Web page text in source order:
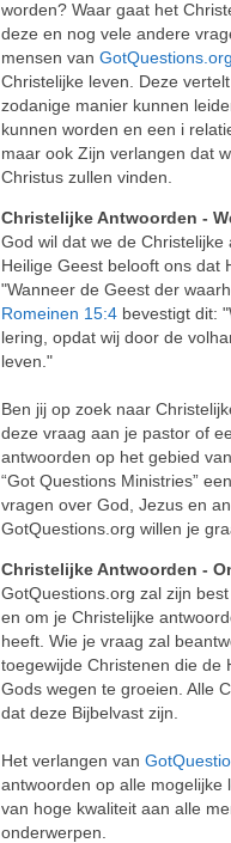
worden? Waar gaat het
deze en nog vele andere
mensen van GotQuestions.org
Christelijke leven. Deze
zodanige manier kunnen
kunnen worden en een i
maar ook Zijn verlangen dat
Christus zullen vinden.
Christelijke Antwoorden -
God wil dat we de
Heilige Geest belooft ons dat
"Wanneer de Geest der
Romeinen 15:4 bevestigt dit:
lering, opdat wij door de
leven."
Ben jij op zoek naar
deze vraag aan je pastor of
antwoorden op het gebied
“Got Questions Ministries”
vragen over God, Jezus en
GotQuestions.org willen je
Christelijke Antwoorden -
GotQuestions.org zal zijn
en om je Christelijke
heeft. Wie je vraag zal
toegewijde Christenen die de
Gods wegen te groeien. Alle
dat deze Bijbelvast zijn.
Het verlangen van
antwoorden op alle mogelijke
van hoge kwaliteit aan alle
onderwerpen.